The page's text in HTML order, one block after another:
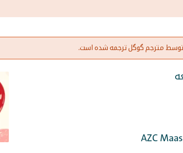
توسط مترجم گوگل ترجمه شده است.